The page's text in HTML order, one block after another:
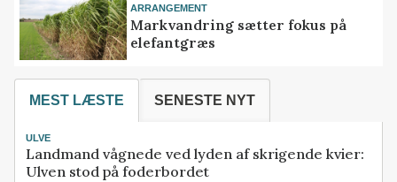
ARRANGEMENT
Markvandring sætter fokus på
elefantgræs
MEST LÆSTE SENESTE NYT
ULVE
Landmand vågnede ved lyden af skrigende kvier:
Ulven stod på foderbordet